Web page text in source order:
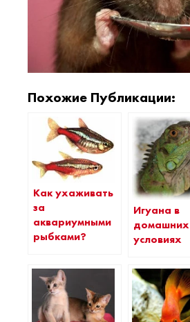
Похожие Публикации:
Как ухаживать
за
аквариумными
рыбками?
Игуана в
домашних
условиях